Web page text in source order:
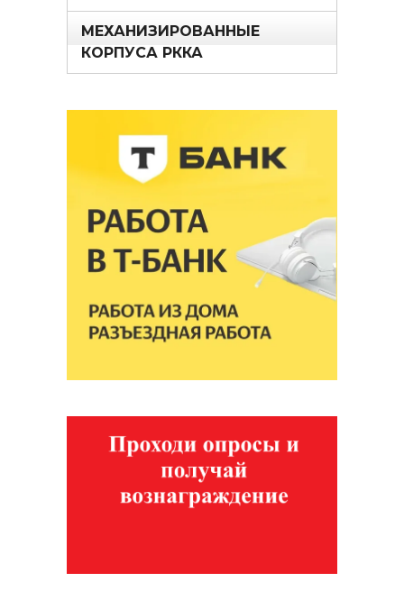
МЕХАНИЗИРОВАННЫЕ
КОРПУСА РККА